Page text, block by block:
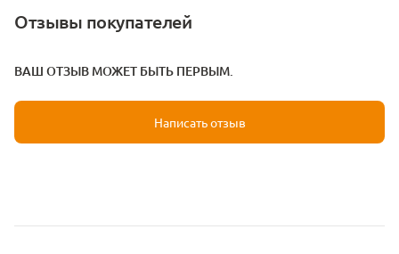
Отзывы покупателей
ВАШ ОТЗЫВ МОЖЕТ БЫТЬ ПЕРВЫМ.
Написать отзыв